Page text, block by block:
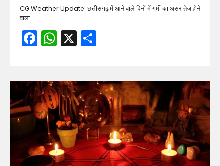
CG Weather Update: छत्तीसगढ़ में आने वाले दिनों में गर्मी का असर तेज होने
वाला…
Facebook
WhatsApp
X